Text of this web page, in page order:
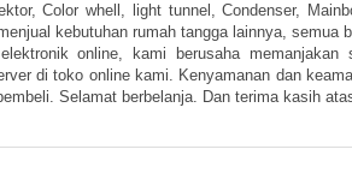
Color whell, light tunnel, Condenser,
kebutuhan rumah tangga lainnya, semua
online, kami berusaha
di toko online kami. Kenyamanan dan
Selamat berbelanja. Dan terima kasih